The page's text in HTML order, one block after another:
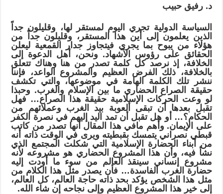
د. رفيق حبيب
السياسة الدولية تجري اليوم لمستقر لها، وقليلون جداً
الذين يعلمون إلى أين هذا المستقر، وقليلون جداً من
هؤلاء من يبوح بما يجري فيتجاوز جدار القمعية ليعلن
الحقائق على رؤوس الأشهاد. ونحن، أهل الدعوة إلى
الخلافة، إذ نرصد كل كلمة تصدر من هنا وهناك تتعلق
بالخلافة، ذلك الفرض العظيم والمشروع الواعد، فإننا
ننشر تلك الكلمة الهامة في موضوعها، والتي تكشف
حقيقة الصراع الحضاري ما بين الإسلام والغرب. وحبذا
لو وعت الحركات الإسلامية حقيقة هذا الصراع… فهل
تقبل بعدها أن تبقى ألعوبة بيد الغرب وعملائهم من
الحكام؟… أو هل تقبل أن تمد اليد إليهم في نصرة الكفر
على الإيمان. وأهم مافي هذا المقال أنها تصدر من كاتب
قبطي نصراني يتمسك بقبطيته ويرى في الوقت ذاته أنه
من أبناء الحضارة الإسلامية التي شكلت المجتمع الذي
نشأ فيه، وأن هذا المشروع الحضاري هو مشروعه لأنه
مشروع إنساني سينقذ العالم من سوء ما أودت إليه
حضارة الغرب الفاسدة… فأن يصدر مثل هذا الكلام من
مثل هذا الشخص يؤكد بحد ذاته حاجة العالم، كل العالم،
إلى خير هذا المشروع العظيم وإلى نجاحه إن شاء الله.